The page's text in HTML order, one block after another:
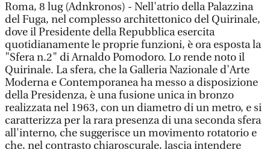
Roma, 8 lug (Adnkronos) - Nell'atrio della Palazzina
del Fuga, nel complesso architettonico del Quirinale,
dove il Presidente della Repubblica esercita
quotidianamente le proprie funzioni, è ora esposta la
"Sfera n.2" di Arnaldo Pomodoro. Lo rende noto il
Quirinale. La sfera, che la Galleria Nazionale d'Arte
Moderna e Contemporanea ha messo a disposizione
della Presidenza, è una fusione unica in bronzo
realizzata nel 1963, con un diametro di un metro, e si
caratterizza per la rara presenza di una seconda sfera
all'interno, che suggerisce un movimento rotatorio e
che, nel contrasto chiaroscurale, lascia intendere